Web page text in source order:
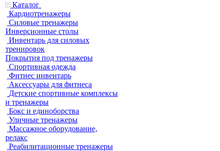
Каталог
Кардиотренажеры
Силовые тренажеры
Инверсионные столы
Инвентарь для силовых
тренировок
Покрытия под тренажеры
Спортивная одежда
Фитнес инвентарь
Аксессуары для фитнеса
Детские спортивные комплексы
и тренажеры
Бокс и единоборства
Уличные тренажеры
Массажное оборудование,
релакс
Реабилитационные тренажеры